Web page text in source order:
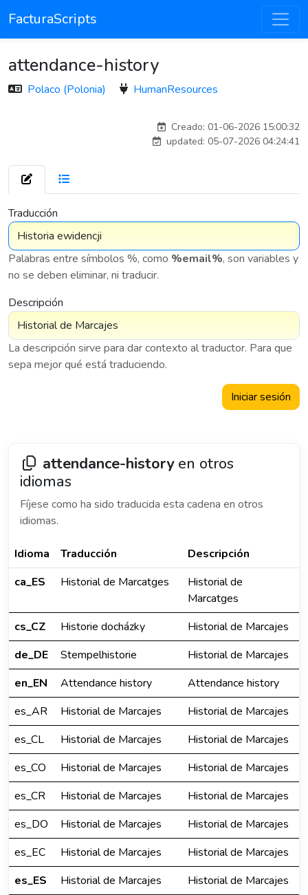
FacturaScripts
attendance-history
Polaco (Polonia) HumanResources
Creado: 01-06-2026 15:00:32
updated: 05-07-2026 04:24:41
Traducción
Palabras entre símbolos %, como %email%, son variables y
no se deben eliminar, ni traducir.
Descripción
La descripción sirve para dar contexto al traductor. Para que
sepa mejor qué está traduciendo.
Iniciar sesión
attendance-historyen otros
idiomas
Fíjese como ha sido traducida esta cadena en otros
idiomas.
Idioma Traducción
Descripción
ca_ES
Historial de Marcatges
Historial de
Marcatges
cs_CZ
Historie docházky
Historial de Marcajes
de_DE
Stempelhistorie
Historial de Marcajes
en_EN
Attendance history
Attendance history
es_AR
Historial de Marcajes
Historial de Marcajes
es_CL
Historial de Marcajes
Historial de Marcajes
es_CO
Historial de Marcajes
Historial de Marcajes
es_CR
Historial de Marcajes
Historial de Marcajes
es_DO
Historial de Marcajes
Historial de Marcajes
es_EC
Historial de Marcajes
Historial de Marcajes
es_ES
Historial de Marcajes
Historial de Marcajes